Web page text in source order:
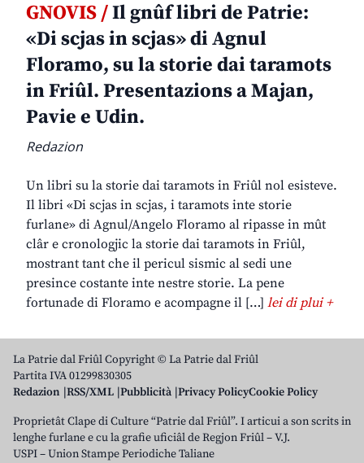
GNOVIS /Il gnûf libri de Patrie:
«Di scjas in scjas» di Agnul
Floramo, su la storie dai taramots
in Friûl. Presentazions a Majan,
Pavie e Udin.
Redazion
Un libri su la storie dai taramots in Friûl nol esisteve.
Il libri «Di scjas in scjas, i taramots inte storie
furlane» di Agnul/Angelo Floramo al ripasse in mût
clâr e cronologjic la storie dai taramots in Friûl,
mostrant tant che il pericul sismic al sedi une
presince costante inte nestre storie. La pene
fortunade di Floramo e acompagne il […] lei di plui +
La Patrie dal Friûl Copyright © La Patrie dal Friûl
Partita IVA 01299830305
Redazion RSS/XML Pubblicità Privacy PolicyCookie Policy
Proprietât Clape di Culture “Patrie dal Friûl”. I articui a son scrits in
lenghe furlane e cu la grafie uficiâl de Regjon Friûl – V.J.
USPI – Union Stampe Periodiche Taliane